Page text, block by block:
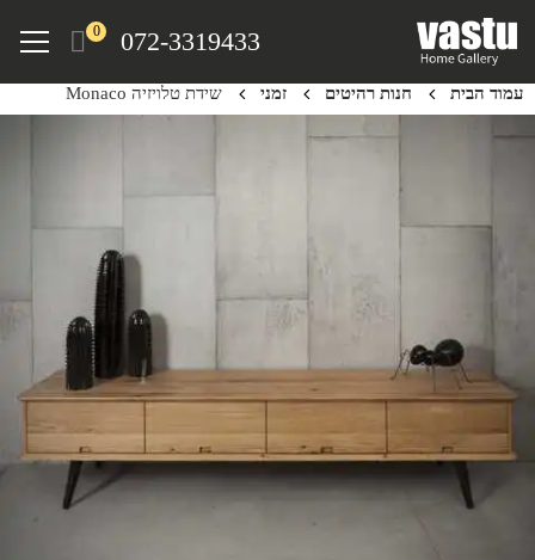
content
072-3319433
0
Menu
עמוד הבית חנות רהיטים זמני שידת טלויזיה Monaco